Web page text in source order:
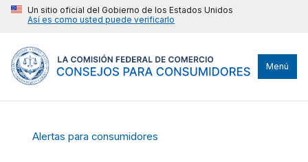
Un sitio oficial del Gobierno de los Estados Unidos
Así es como usted puede verificarlo
Menú
Alertas para consumidores